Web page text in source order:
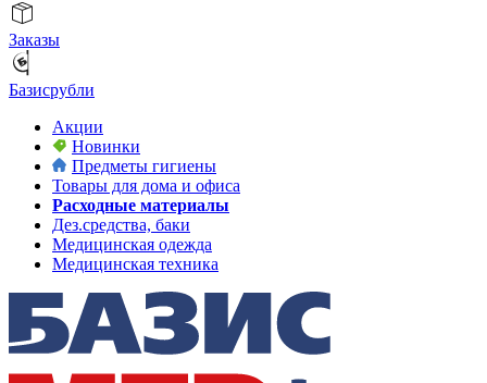
Заказы
Базисрубли
Акции
Новинки
Предметы гигиены
Товары для дома и офиса
Расходные материалы
Дез.средства, баки
Медицинская одежда
Медицинская техника